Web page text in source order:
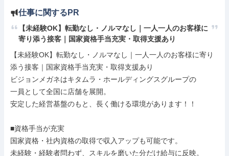
仕事に関するPR
【未経験OK】転勤なし・ノルマなし｜一人一人のお客様に
寄り添う接客｜国家資格手当充実・取得支援あり
【未経験OK】転勤なし・ノルマなし｜一人一人のお客様に寄り
添う接客｜国家資格手当充実・取得支援あり
ビジョンメガネはキタムラ・ホールディングスグループの
一員として全国に店舗を展開。
安定した経営基盤のもと、長く働ける環境があります！！
■資格手当が充実
国家資格・社内資格の取得で収入アップも可能です。
未経験・経験者問わず、スキルを磨いた分だけ給与に反映。